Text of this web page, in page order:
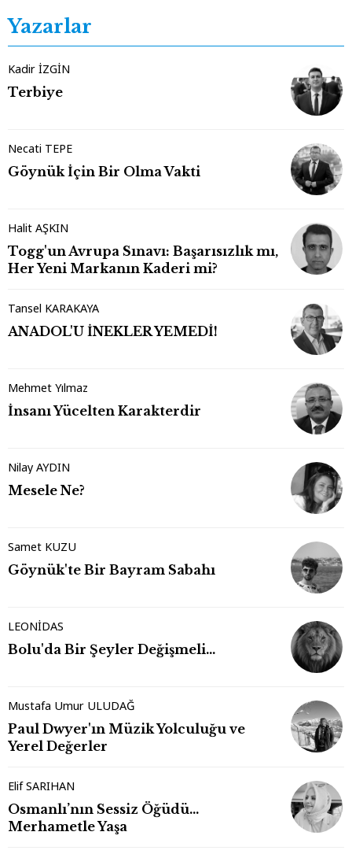
Yazarlar
Kadir İZGİN
Terbiye
Necati TEPE
Göynük İçin Bir Olma Vakti
Halit AŞKIN
Togg'un Avrupa Sınavı: Başarısızlık mı,
Her Yeni Markanın Kaderi mi?
Tansel KARAKAYA
ANADOL'U İNEKLER YEMEDİ!
Mehmet Yılmaz
İnsanı Yücelten Karakterdir
Nilay AYDIN
Mesele Ne?
Samet KUZU
Göynük'te Bir Bayram Sabahı
LEONİDAS
Bolu'da Bir Şeyler Değişmeli…
Mustafa Umur ULUDAĞ
Paul Dwyer'ın Müzik Yolculuğu ve
Yerel Değerler
Elif SARIHAN
Osmanlı’nın Sessiz Öğüdü…
Merhametle Yaşa